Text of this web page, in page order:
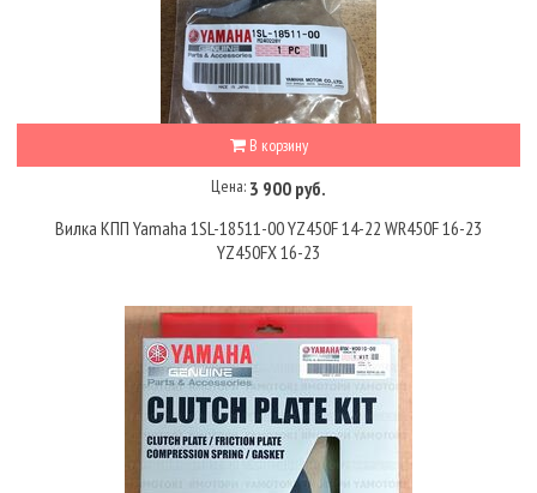
В корзину
Цена: 3 900 руб.
Вилка КПП Yamaha 1SL-18511-00 YZ450F 14-22 WR450F 16-23
YZ450FX 16-23